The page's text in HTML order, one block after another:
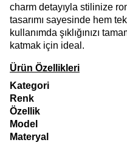
charm detayıyla stilinize
tasarımı sayesinde hem
kullanımda şıklığınızı
katmak için ideal.
Ürün Özellikleri
Kategori
Renk
Özellik
Model
Materyal